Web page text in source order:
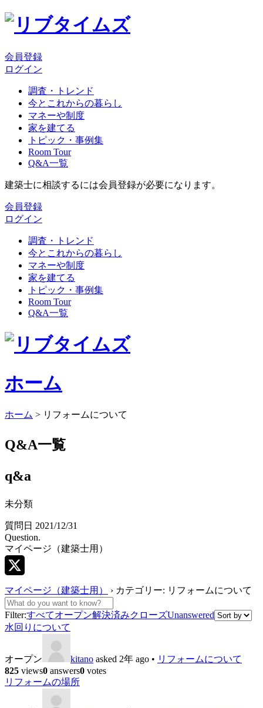
会員登録
ログイン
調査・トレンド
今とこれからの暮らし
マネーや制度
家を建てる
トピック・事例集
Room Tour
Q&A一覧
建築士に相談するには会員登録が必要になります。
会員登録
ログイン
調査・トレンド
今とこれからの暮らし
マネーや制度
家を建てる
トピック・事例集
Room Tour
Q&A一覧
ホーム
ホーム > リフォームについて
Q&A一覧
q&a
未分類
質問日 2021/12/31
Question.
マイページ（建築士用）
マイページ（建築士用） › カテゴリー: リフォームについて
Filter:すべてオープン解決済みクローズUnanswered
水回りについて
オープン kitano asked 2年 ago • リフォームについて
825 views0 answers0 votes
リフォームの場所